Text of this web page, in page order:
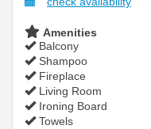
Amenities
Balcony
Shampoo
Fireplace
Living Room
Ironing Board
Towels